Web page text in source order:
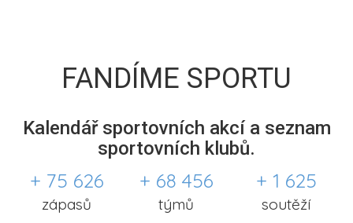
FANDÍME SPORTU
Kalendář sportovních akcí a seznam
sportovních klubů.
+ 75 626
zápasů
+ 68 456
týmů
+ 1 625
soutěží